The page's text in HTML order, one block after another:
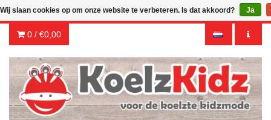
0 / €0,00
Wij slaan cookies op om onze website te verbeteren. Is dat akkoord? Ja